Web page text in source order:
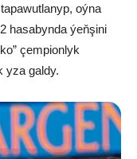
oýna
hasabynda ýeňşini
çempionlyk
yza galdy.